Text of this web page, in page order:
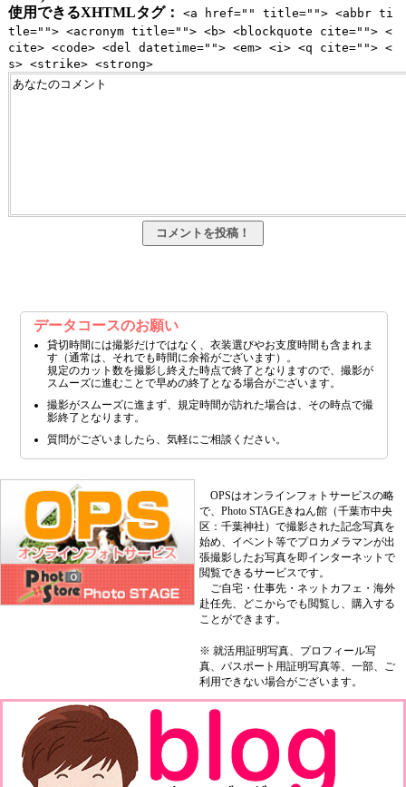
使用できるXHTMLタグ：
<a href="" title=""> <abbr ti
tle=""> <acronym title=""> <b> <blockquote cite=""> <
cite> <code> <del datetime=""> <em> <i> <q cite=""> <
s> <strike> <strong>
データコースのお願い
貸切時間には撮影だけではなく、衣装選びやお支度時間も含まれま
す（通常は、それでも時間に余裕がございます）。
規定のカット数を撮影し終えた時点で終了となりますので、撮影が
スムーズに進むことで早めの終了となる場合がございます。
撮影がスムーズに進まず、規定時間が訪れた場合は、その時点で撮
影終了となります。
質問がございましたら、気軽にご相談ください。
OPSはオンラインフォトサービスの略
で、Photo STAGEきねん館（千葉市中央
区：千葉神社）で撮影された記念写真を
始め、イベント等でプロカメラマンが出
張撮影したお写真を即インターネットで
閲覧できるサービスです。
ご自宅・仕事先・ネットカフェ・海外
赴任先、どこからでも閲覧し、購入する
ことができます。
※ 就活用証明写真、プロフィール写
真、パスポート用証明写真等、一部、ご
利用できない場合がございます。